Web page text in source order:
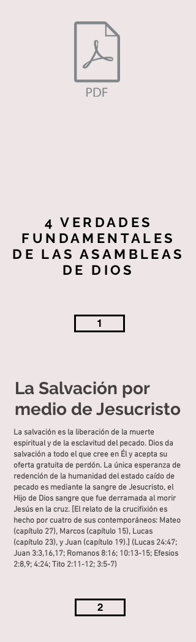
4 VERDADES
FUNDAMENTALES
DE LAS ASAMBLEAS
DE DIOS
1
La Salvación por
medio de Jesucristo
La salvación es la liberación de la muerte
espiritual y de la esclavitud del pecado. Dios da
salvación a todo el que cree en Él y acepta su
oferta gratuita de perdón. La única esperanza de
redención de la humanidad del estado caído de
pecado es mediante la sangre de Jesucristo, el
Hijo de Dios sangre que fue derramada al morir
Jesús en la cruz. [El relato de la crucifixión es
hecho por cuatro de sus contemporáneos: Mateo
(capítulo 27), Marcos (capítulo 15), Lucas
(capítulo 23), y Juan (capítulo 19).] (Lucas 24:47;
Juan 3:3,16,17; Romanos 8:16; 10:13-15; Efesios
2:8,9; 4:24; Tito 2:11-12; 3:5-7)
2